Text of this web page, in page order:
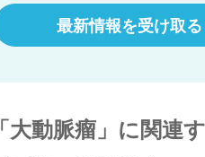
最新情報を受け取る
「大動脈瘤」に関連